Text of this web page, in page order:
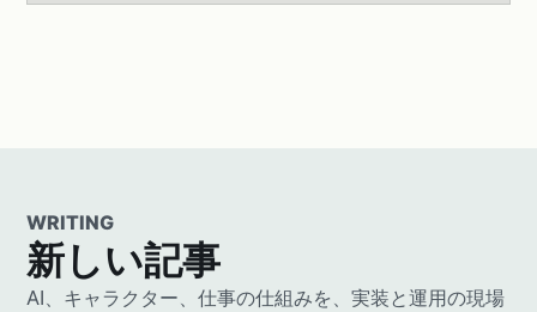
WRITING
新しい記事
AI、キャラクター、仕事の仕組みを、実装と運用の現場